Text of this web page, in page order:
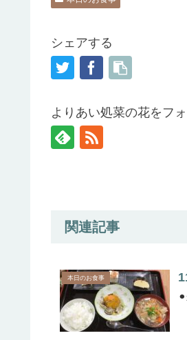
シェアする
よりあい処菜の花をフ
関連記事
本日のお食事